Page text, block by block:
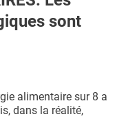
sont
alimentaire sur 8 a
dans la réalité,